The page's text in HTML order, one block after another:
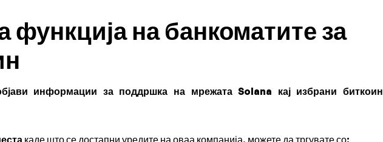
функција на банкоматите за
информации за поддршка на мрежата Solana кај избрани биткоин
каде што се достапни уредите на оваа компанија, можете да тргувате со: